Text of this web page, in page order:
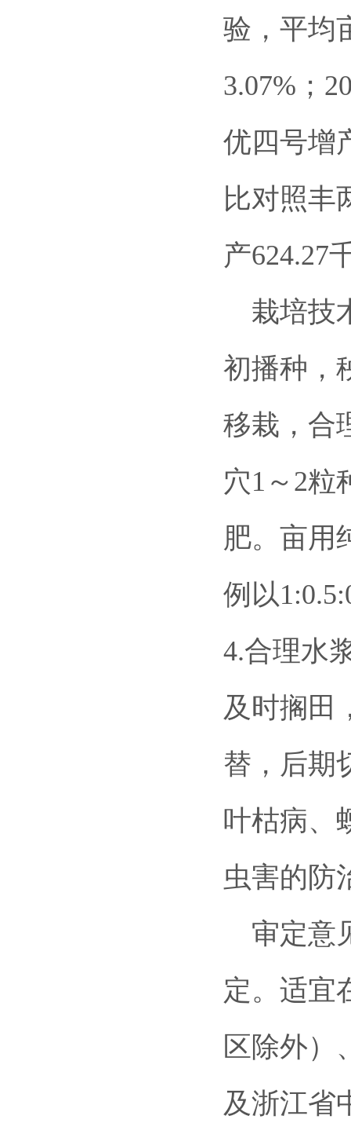
验，平均
3.07%；
优四号增
比对照丰
产624.27
栽培技
初播种，
移栽，合
穴1～2粒
肥。亩用
例以
4.合理水
及时搁田
替，后期
叶枯病、
虫害的防
审定意
定。适宜
区除外）
及浙江省